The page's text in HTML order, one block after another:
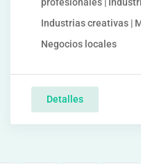
Industrias creativas |
Negocios locales
Detalles